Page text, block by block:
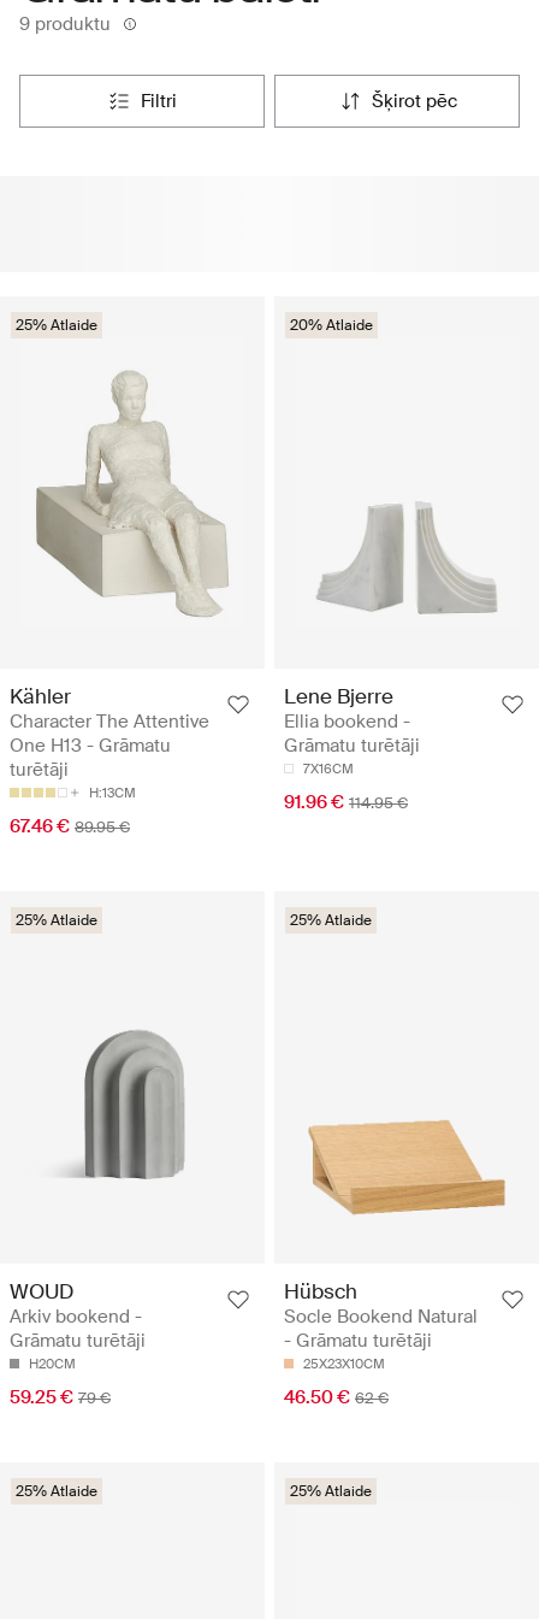
9 produktu
filtri šķirot pēc
25% Atlaide
Kähler
Character The Attentive
One H13 - Grāmatu
turētāji
H:13CM
67.46 € 89.95 €
20% Atlaide
Lene Bjerre
Ellia bookend -
Grāmatu turētāji
7X16CM
91.96 € 114.95 €
25% Atlaide
WOUD
Arkiv bookend -
Grāmatu turētāji
H20CM
59.25 € 79 €
25% Atlaide
Hübsch
Socle Bookend Natural
- Grāmatu turētāji
25X23X10CM
46.50 € 62 €
25% Atlaide 25% Atlaide